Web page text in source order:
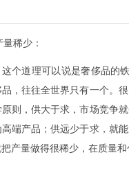
稀少：
这个道理可以说是奢侈品的
，往往全世界只有一个。
则，供大于求，市场竞争
端产品；供远少于求，就
产量做得很稀少，在质量